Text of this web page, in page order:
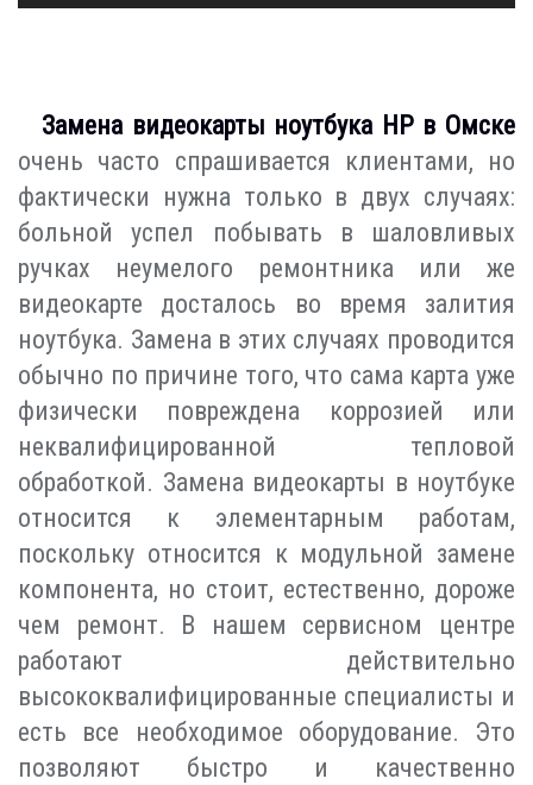
Замена видеокарты ноутбука HP в Омске
очень часто спрашивается клиентами, но
фактически нужна только в двух случаях:
больной успел побывать в шаловливых
ручках неумелого ремонтника или же
видеокарте досталось во время залития
ноутбука. Замена в этих случаях проводится
обычно по причине того, что сама карта уже
физически повреждена коррозией или
неквалифицированной тепловой
обработкой. Замена видеокарты в ноутбуке
относится к элементарным работам,
поскольку относится к модульной замене
компонента, но стоит, естественно, дороже
чем ремонт. В нашем сервисном центре
работают действительно
высококвалифицированные специалисты и
есть все необходимое оборудование. Это
позволяют быстро и качественно